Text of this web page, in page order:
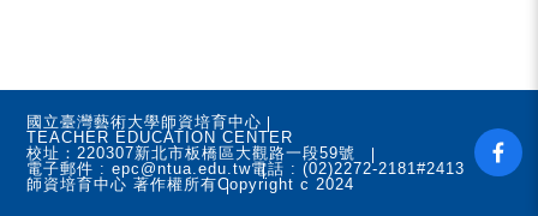
國立臺灣藝術大學師資培育中心
TEACHER EDUCATION CENTER
校址：220307新北市板橋區大觀路一段59號
電子郵件 : epc@ntua.edu.tw電話 : (02)2272-2181#2413
師資培育中心 著作權所有Copyright c 2024